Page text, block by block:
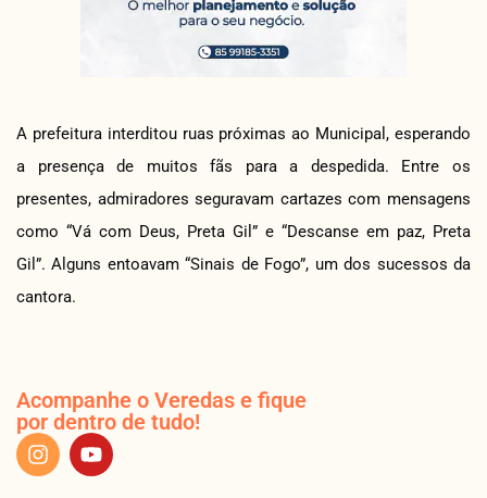
A prefeitura interditou ruas próximas ao Municipal, esperando
a presença de muitos fãs para a despedida. Entre os
presentes, admiradores seguravam cartazes com mensagens
como “Vá com Deus, Preta Gil” e “Descanse em paz, Preta
Gil”. Alguns entoavam “Sinais de Fogo”, um dos sucessos da
cantora.
Acompanhe o Veredas e fique
por dentro de tudo!